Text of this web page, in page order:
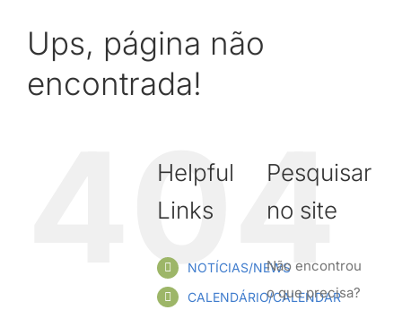
Ups, página não
encontrada!
404
Helpful
Links
NOTÍCIAS/NEWS
CALENDÁRIO/CALENDAR
Pesquisar
no site
Não encontrou
o que precisa?